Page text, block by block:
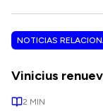
NOTICIAS
Vinicius
2 MIN